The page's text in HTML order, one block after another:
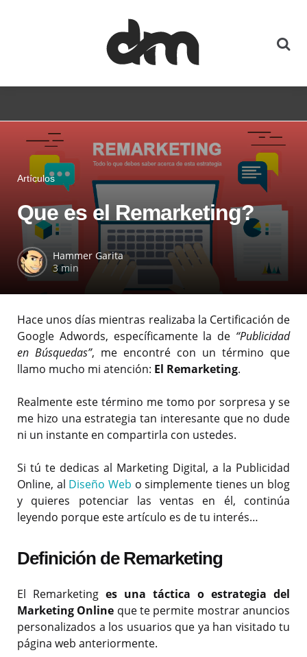
Artículos
Que es el Remarketing?
Hammer Garita
3 min
Hace unos días mientras realizaba la Certificación de
Google Adwords, específicamente la de “Publicidad
en Búsquedas”, me encontré con un término que
llamo mucho mi atención: El Remarketing.
Realmente este término me tomo por sorpresa y se
me hizo una estrategia tan interesante que no dude
ni un instante en compartirla con ustedes.
Si tú te dedicas al Marketing Digital, a la Publicidad
Online, al Diseño Web o simplemente tienes un blog
y quieres potenciar las ventas en él, continúa
leyendo porque este artículo es de tu interés…
Definición de Remarketing
El Remarketing es una táctica o estrategia del
Marketing Online que te permite mostrar anuncios
personalizados a los usuarios que ya han visitado tu
página web anteriormente.